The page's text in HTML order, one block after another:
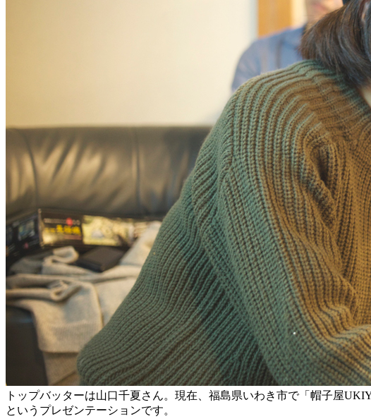
トップバッターは山口千夏さん。現在、福島県いわき市で「帽子屋
というプレゼンテーションです。